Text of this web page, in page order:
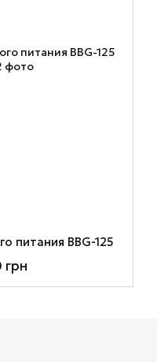
питания BBG-125
грн